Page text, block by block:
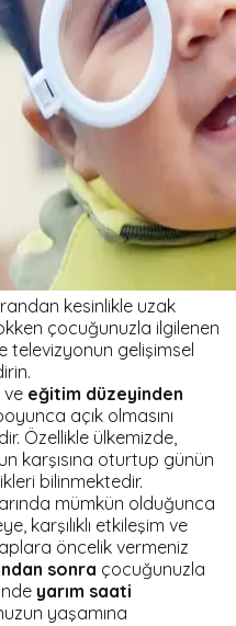
kesinlikle uzak
çocuğunuzla ilgilenen
televizyonun gelişimsel
ve eğitim düzeyinden
açık olmasını
Özellikle ülkemizde,
karşısına oturtup günün
bilinmektedir.
mümkün olduğunca
karşılıklı etkileşim ve
öncelik vermeniz
sonra çocuğunuzla
yarım saati
yaşamına